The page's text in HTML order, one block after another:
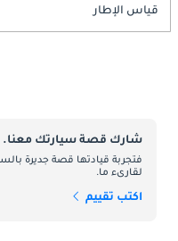
قياس الإطار
شارك قصة سيارتك معنا.
فتجربة قيادتها قصة جديرة
لقارىء ما.
اكتب تقييم